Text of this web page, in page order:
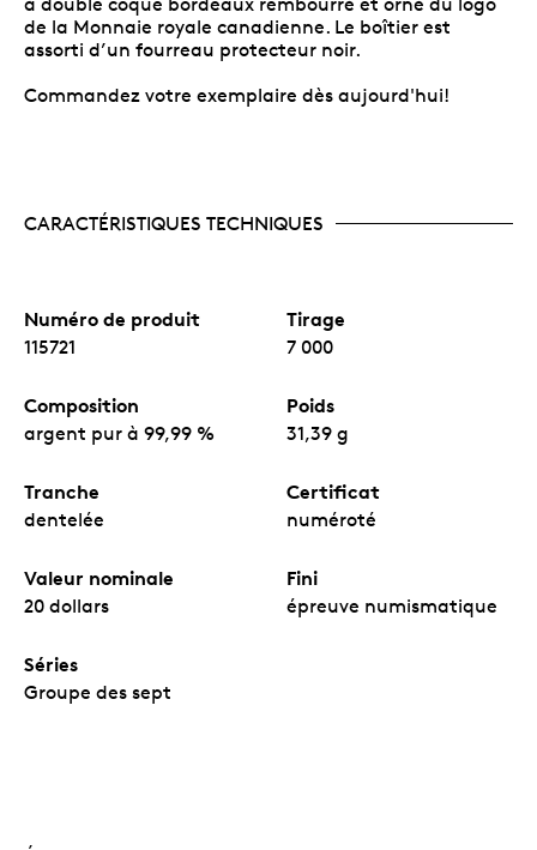
de la Monnaie royale canadienne. Le boîtier est
assorti d’un fourreau protecteur noir.
Commandez votre exemplaire dès aujourd'hui!
CARACTÉRISTIQUES TECHNIQUES
Numéro de produit
115721
Tirage
7 000
Composition
argent pur à 99,99 %
Poids
31,39 g
Tranche
dentelée
Certificat
numéroté
Valeur nominale
20 dollars
Fini
épreuve numismatique
Séries
Groupe des sept